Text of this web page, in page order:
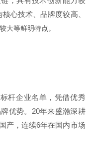
心技术、品牌度较高、
大等鲜明特点。
杆企业名单，凭借优秀
优势。20年来盛瀚深耕
产，连续6年在国内市场